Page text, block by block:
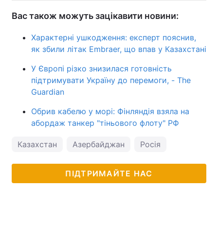
Вас також можуть зацікавити новини:
Характерні ушкодження: експерт пояснив,
як збили літак Embraer, що впав у Казахстані
У Європі різко знизилася готовність
підтримувати Україну до перемоги, - The
Guardian
Обрив кабелю у морі: Фінляндія взяла на
абордаж танкер "тіньового флоту" РФ
Казахстан Азербайджан Росія
ПІДТРИМАЙТЕ НАС